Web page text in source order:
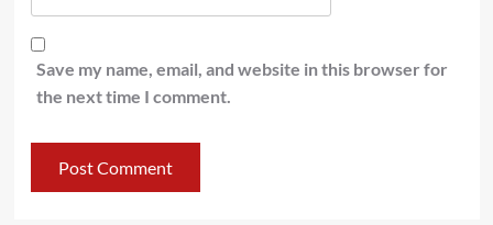
Save my name, email, and website in this browser for
the next time I comment.